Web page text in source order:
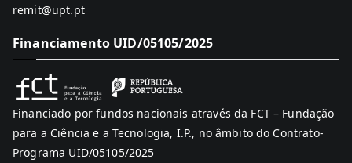
remit@upt.pt
Financiamento UID/05105/2025
Financiado por fundos nacionais através da FCT – Fundação
para a Ciência e a Tecnologia, I.P., no âmbito do Contrato-
Programa UID/05105/2025